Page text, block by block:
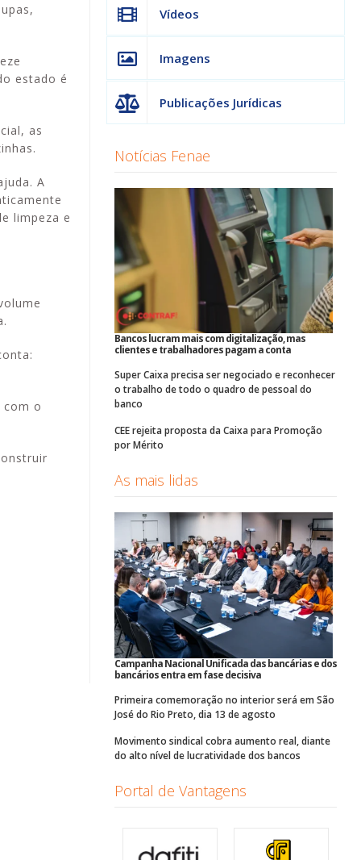
estado é
as
A
limpeza e
com o
Vídeos
Imagens
Publicações Jurídicas
Notícias Fenae
Bancos lucram mais com digitalização, mas
clientes e trabalhadores pagam a conta
Super Caixa precisa ser negociado e reconhecer
o trabalho de todo o quadro de pessoal do
banco
CEE rejeita proposta da Caixa para Promoção
por Mérito
As mais lidas
Campanha Nacional Unificada das bancárias e dos
bancários entra em fase decisiva
Primeira comemoração no interior será em São
José do Rio Preto, dia 13 de agosto
Movimento sindical cobra aumento real, diante
do alto nível de lucratividade dos bancos
Portal de Vantagens